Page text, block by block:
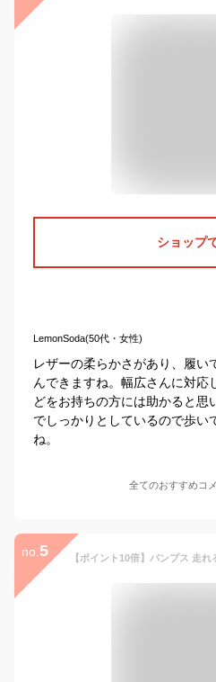
ショップ
LemonSoda(50代・女性)
レザーの柔らかさがあり、履い
んできますね。幅広さんに対応
どをお持ちの方には助かると思
でしっかりとしているので歩い
ね。
全てのおすすめコ
no. 5